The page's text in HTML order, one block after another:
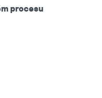
procesu